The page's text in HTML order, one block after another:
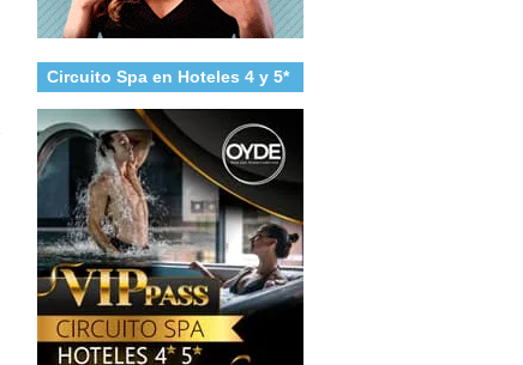
Circuito Spa en Hoteles 4 y 5*